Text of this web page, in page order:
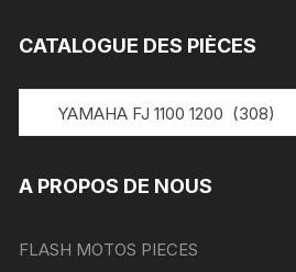
CATALOGUE DES PIÈCES
YAMAHA FJ 1100 1200 (308)
A PROPOS DE NOUS
FLASH MOTOS PIECES